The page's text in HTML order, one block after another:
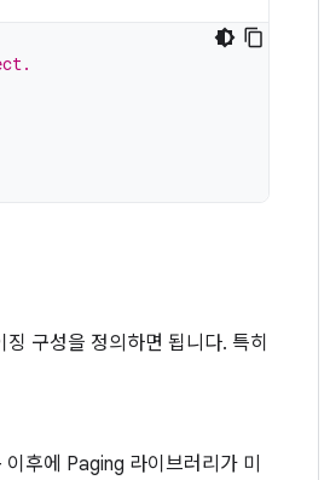
구성을 정의하면 됩니다. 특히
후에 Paging 라이브러리가 미